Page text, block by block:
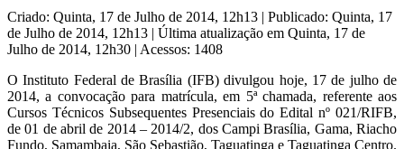
Criado: Quinta, 17 de Julho de 2014, 12h13 | Publicado: Quinta, 17
de Julho de 2014, 12h13 | Última atualização em Quinta, 17 de
Julho de 2014, 12h30 | Acessos: 1408
O Instituto Federal de Brasília (IFB) divulgou hoje, 1 7de julho de
2014, a convocação para matrícula, em 5ª chamada, referente aos
Cursos Técnicos Subsequentes Presenciais do Edital nº 021/RIFB,
de 01 de abril de 2014 – 2014/2, dos CampiBrasília, Gama, Riacho
Fundo, Samambaia, São Sebastião, Taguatinga e Taguatinga Centro.